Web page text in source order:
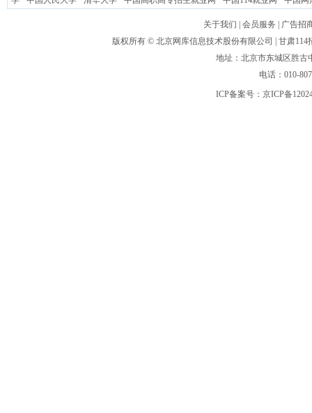
关于我们 会员服务
广告招
版权所有 © 北京网库信息技术股份有限公司
| 甘肃
地址：北京市东城区胜
电话：010-
ICP备案号： 京ICP备